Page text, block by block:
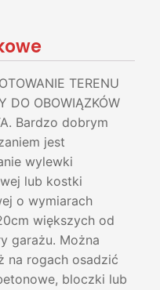
TERENU
DO OBOWIĄZKÓW
Bardzo dobrym
jest
wylewki
lub kostki
o wymiarach
większych od
garażu. Można
na rogach osadzić
bloczki lub